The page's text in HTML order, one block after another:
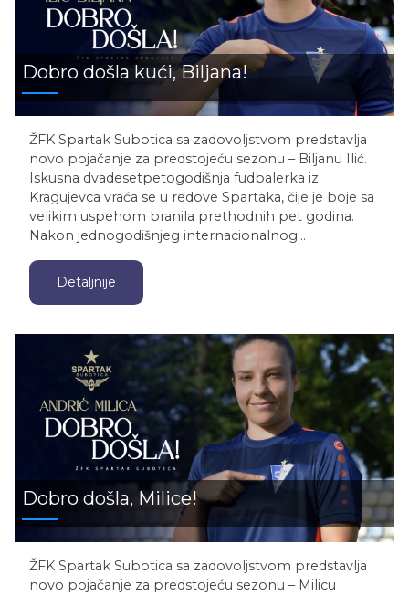
Dobro došla kući, Biljana!
ŽFK Spartak Subotica sa zadovoljstvom predstavlja
novo pojačanje za predstojeću sezonu – Biljanu Ilić.
Iskusna dvadesetpetogodišnja fudbalerka iz
Kragujevca vraća se u redove Spartaka, čije je boje sa
velikim uspehom branila prethodnih pet godina.
Nakon jednogodišnjeg internacionalnog…
Detaljnije
Dobro došla, Milice!
ŽFK Spartak Subotica sa zadovoljstvom predstavlja
novo pojačanje za predstojeću sezonu – Milicu